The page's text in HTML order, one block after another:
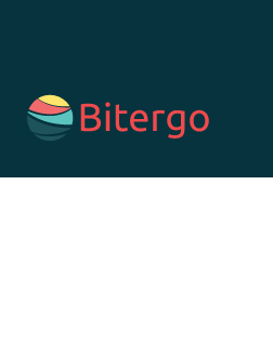
ist ein Suchfeld mit einer